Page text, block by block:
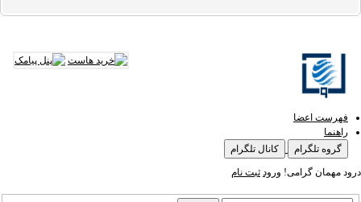
فهرست اعضا
راهنما
گروه تلگرام
کانال تلگرام
درود مهمان گرامی! ورود ثبت نام